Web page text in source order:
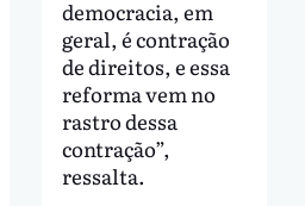
democracia, em
geral, é contração
de direitos, e essa
reforma vem no
rastro dessa
contração”,
ressalta.